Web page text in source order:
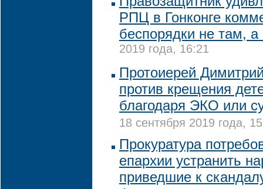
РПЦ в Гонконге
беспорядки не там,
2019 года, 16:21
Протоиерей
против крещения
благодаря ЭКО или
18 сентября 2019 года,
Прокуратура
епархии устранить
приведшие к